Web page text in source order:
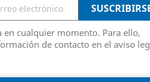
en cualquier momento. Para ello,
de contacto en el aviso